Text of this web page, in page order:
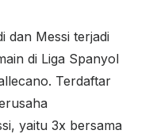
dan Messi terjadi
di Liga Spanyol
Terdaftar
yaitu 3x bersama